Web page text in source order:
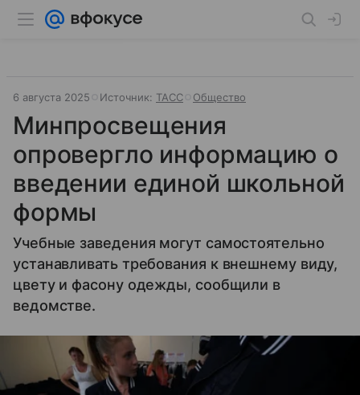
6 августа 2025 Источник: ТАСС Общество
Минпросвещения
опровергло информацию о
введении единой школьной
формы
Учебные заведения могут самостоятельно
устанавливать требования к внешнему виду,
цвету и фасону одежды, сообщили в
ведомстве.